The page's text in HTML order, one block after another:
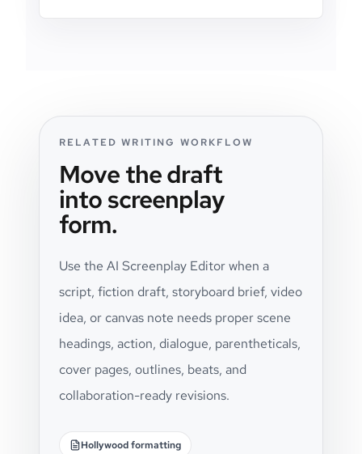
RELATED WRITING WORKFLOW
Move the draft
into screenplay
form.
Use the AI Screenplay Editor when a
script, fiction draft, storyboard brief, video
idea, or canvas note needs proper scene
headings, action, dialogue, parentheticals,
cover pages, outlines, beats, and
collaboration-ready revisions.
Hollywood formatting